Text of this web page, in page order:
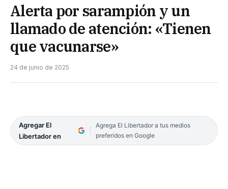
Alerta por sarampión y un
llamado de atención: «Tienen
que vacunarse»
24 de junio de 2025
Agregar El
Libertador en
Agrega El Libertador a tus medios
preferidos en Google